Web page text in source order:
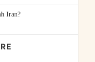
Iran?